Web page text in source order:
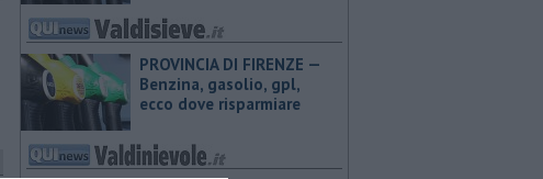
PROVINCIA DI FIRENZE — ​
Benzina, gasolio, gpl,
ecco dove risparmiare